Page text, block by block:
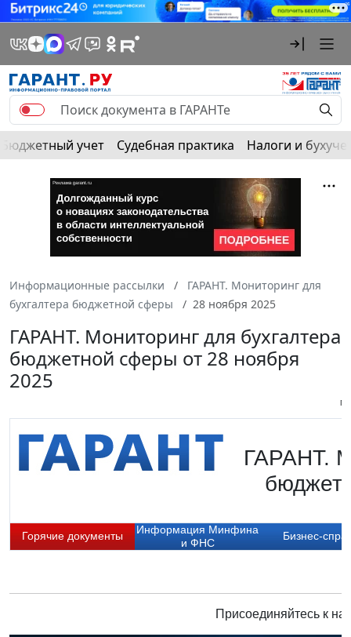
Бюджетный учет Судебная практика Налоги и
Информационные рассылки
ГАРАНТ. Мониторинг для
бухгалтера бюджетной сферы
28 ноября 2025
ГАРАНТ. Мониторинг для бухгалтера
бюджетной сферы от 28 ноября
2025
ГАРАНТ.
Горячие документы
Информация Минфина
и ФНС
Бизнес-
Присоединяйтесь к